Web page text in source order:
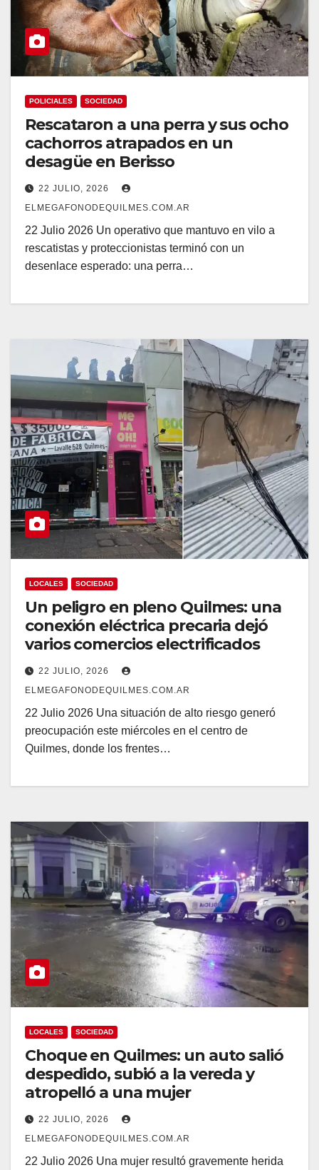
POLICIALES SOCIEDAD
Rescataron a una perra y sus ocho
cachorros atrapados en un
desagüe en Berisso
22 JULIO, 2026
ELMEGAFONODEQUILMES.COM.AR
22 Julio 2026 Un operativo que mantuvo en vilo a
rescatistas y proteccionistas terminó con un
desenlace esperado: una perra…
LOCALES SOCIEDAD
Un peligro en pleno Quilmes: una
conexión eléctrica precaria dejó
varios comercios electrificados
22 JULIO, 2026
ELMEGAFONODEQUILMES.COM.AR
22 Julio 2026 Una situación de alto riesgo generó
preocupación este miércoles en el centro de
Quilmes, donde los frentes…
LOCALES SOCIEDAD
Choque en Quilmes: un auto salió
despedido, subió a la vereda y
atropelló a una mujer
22 JULIO, 2026
ELMEGAFONODEQUILMES.COM.AR
22 Julio 2026 Una mujer resultó gravemente herida